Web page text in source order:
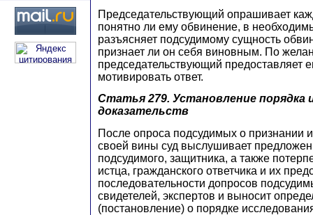
Председательствующий опрашивает
понятно ли ему обвинение, в
разъясняет подсудимому сущность
признает ли он себя виновным. По
председательствующий предоставляет
мотивировать ответ.
Статья 279. Установление порядка
доказательств
После опроса подсудимых о признании
своей вины суд выслушивает
подсудимого, защитника, а также
истца, гражданского ответчика и их
последовательности допросов
свидетелей, экспертов и выносит
(постановление) о порядке